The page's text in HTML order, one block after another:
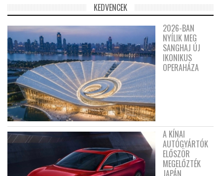
KEDVENCEK
2026-BAN
NYÍLIK MEG
SANGHAJ ÚJ
IKONIKUS
OPERAHÁZA
A KÍNAI
AUTÓGYÁRTÓK
ELŐSZÖR
MEGELŐZTÉK